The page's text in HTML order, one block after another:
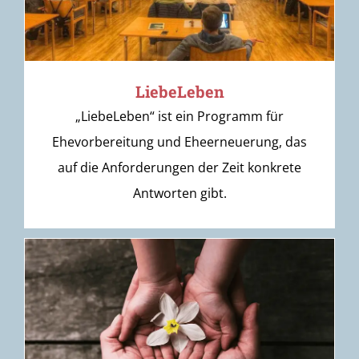
LiebeLeben
„LiebeLeben“ ist ein Programm für
Ehevorbereitung und Eheerneuerung, das
auf die Anforderungen der Zeit konkrete
Antworten gibt.